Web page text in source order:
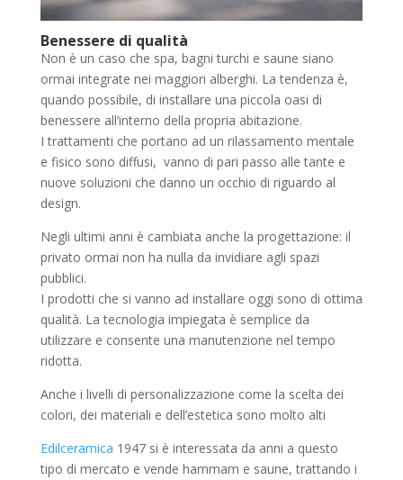
Benessere di qualità
Non è un caso che spa, bagni turchi e saune siano
ormai integrate nei maggiori alberghi. La tendenza è,
quando possibile, di installare una piccola oasi di
benessere all’interno della propria abitazione.
I trattamenti che portano ad un rilassamento mentale
e fisico sono diffusi, vanno di pari passo alle tante e
nuove soluzioni che danno un occhio di riguardo al
design.
Negli ultimi anni è cambiata anche la progettazione: il
privato ormai non ha nulla da invidiare agli spazi
pubblici.
I prodotti che si vanno ad installare oggi sono di ottima
qualità. La tecnologia impiegata è semplice da
utilizzare e consente una manutenzione nel tempo
ridotta.
Anche i livelli di personalizzazione come la scelta dei
colori, dei materiali e dell’estetica sono molto alti
Edilceramica 1947 si è interessata da anni a questo
tipo di mercato e vende hammam e saune, trattando i